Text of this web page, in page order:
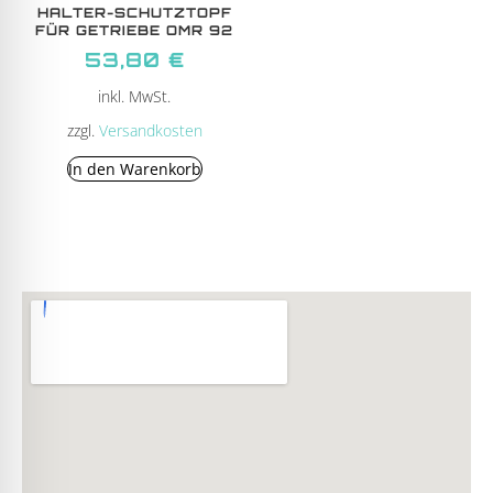
HALTER-SCHUTZTOPF
FÜR GETRIEBE OMR 92
53,80 €
inkl. MwSt.
zzgl. Versandkosten
In den Warenkorb